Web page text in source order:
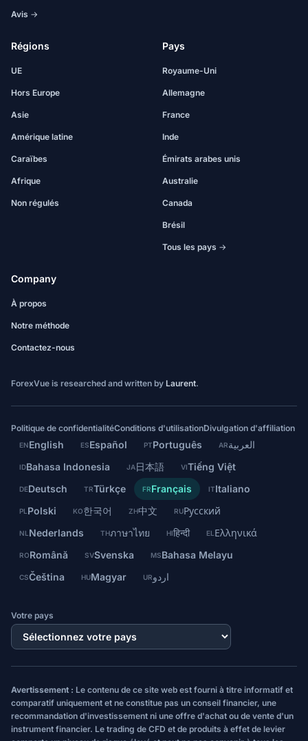
Avis →
Régions
UE
Hors Europe
Asie
Amérique latine
Caraïbes
Afrique
Non régulés
Pays
Royaume-Uni
Allemagne
France
Inde
Émirats arabes unis
Australie
Canada
Brésil
Tous les pays →
Company
À propos
Notre méthode
Contactez-nous
ForexVue is researched and written by Laurent.
Politique de confidentialitéConditions d'utilisationDivulgation d'affiliation
ENEnglish ESEspañol PTPortuguês ARالعربية
IDBahasa Indonesia JA日本語 VITiếng Việt
DEDeutsch TRTürkçe FRFrançais ITItaliano
PL Polski KO한국어 ZH中文 RUРусский
NL Nederlands THภาษาไทย HIहिन्दी EL Ελληνικά
RORomână SVSvenska MSBahasa Melayu
CSČeština HUMagyar URاردو
Votre pays
Avertissement : Le contenu de ce site web est fourni à titre informatif et
comparatif uniquement et ne constitue pas un conseil financier, une
recommandation d'investissement ni une offre d'achat ou de vente d'un
instrument financier. Le trading de CFD et de produits à effet de levier